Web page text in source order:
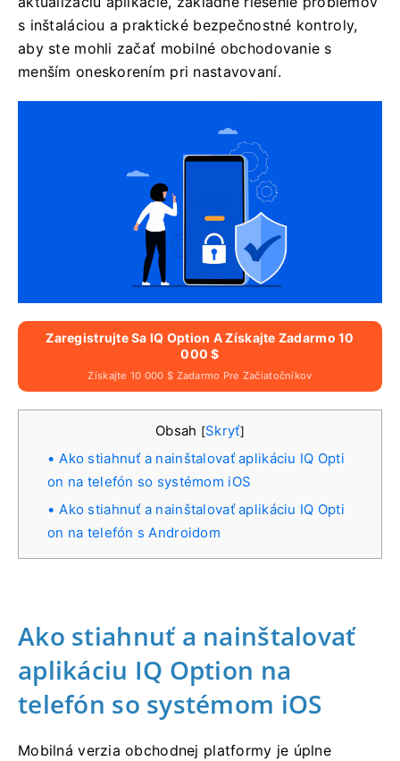
s inštaláciou a praktické bezpečnostné kontroly,
aby ste mohli začať mobilné obchodovanie s
menším oneskorením pri nastavovaní.
Zaregistrujte Sa IQ Option A Získajte Zadarmo 10
000 $
Získajte 10 000 $ Zadarmo Pre Začiatočníkov
Obsah [Skryť]
Ako stiahnuť a nainštalovať aplikáciu IQ Opti
on na telefón so systémom iOS
Ako stiahnuť a nainštalovať aplikáciu IQ Opti
on na telefón s Androidom
Ako stiahnuť a nainštalovať
aplikáciu IQ Option na
telefón so systémom iOS
Mobilná verzia obchodnej platformy je úplne